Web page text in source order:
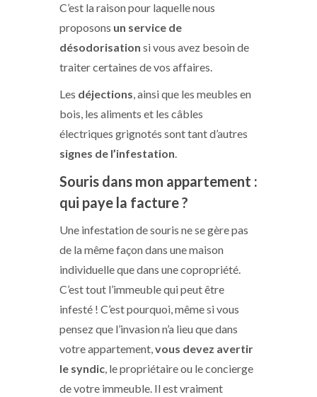
C’est la raison pour laquelle nous
proposons un service de
désodorisation si vous avez besoin de
traiter certaines de vos affaires.
Les déjections, ainsi que les meubles en
bois, les aliments et les câbles
électriques grignotés sont tant d’autres
signes de l’infestation.
Souris dans mon appartement :
qui paye la facture ?
Une infestation de souris ne se gère pas
de la même façon dans une maison
individuelle que dans une copropriété.
C’est tout l’immeuble qui peut être
infesté ! C’est pourquoi, même si vous
pensez que l’invasion n’a lieu que dans
votre appartement,vous devez avertir
le syndic, le propriétaire ou le concierge
de votre immeuble. Il est vraiment